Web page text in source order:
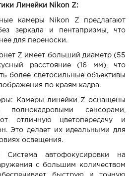
Линейки Nikon Z:
камеры Nikon Z предлагают
зеркала и пентапризмы, что
для переноски.
Z имеет больший диаметр (55
расстояние (16 мм), что
более светосильные объективы
по краям кадра.
Камеры линейки Z оснащены
полнокадровыми сенсорами,
отличную цветопередачу и
Это делает их идеальными для
освещения.
Система автофокусировки на
с большим количеством